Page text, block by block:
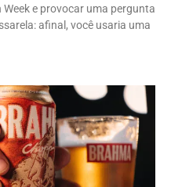
e provocar uma pergunta
afinal, você usaria uma